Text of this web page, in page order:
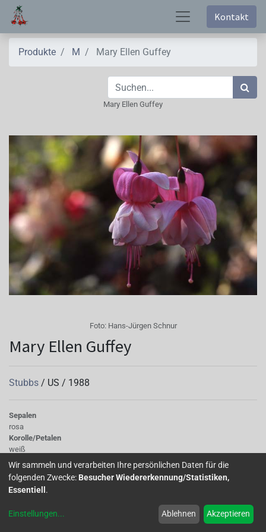
Kontakt
Produkte M Mary Ellen Guffey
Mary Ellen Guffey
Foto: Hans-Jürgen Schnur
Mary Ellen Guffey
Stubbs / US / 1988
Sepalen
rosa
Korolle/Petalen
weiß
Knospe/Blüte
gefüllt, gross
Wuchs
halb hängend
Wir sammeln und verarbeiten Ihre persönlichen Daten für die
folgenden Zwecke: Besucher Wiedererkennung/Statistiken,
Essentiell .
Einstellungen... Ablehnen Akzeptieren